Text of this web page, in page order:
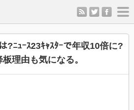
rss twitter
?ﾆｭｰｽ23ｷｬｽﾀｰで年収10倍に?
理由も気になる。